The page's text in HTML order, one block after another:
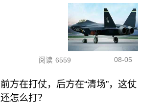
阅读 6559 08-05
前方在打仗，后方在“清场”，这仗
还怎么打？